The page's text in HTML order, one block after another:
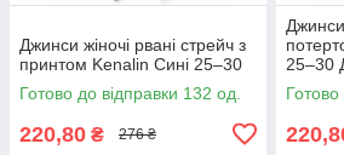
Джинси жіночі рвані стрейч з
принтом Kenalin Сині 25–30
Готово до відправки 132 од.
220,80 ₴ 276 ₴
Джинси
25–30
Готово